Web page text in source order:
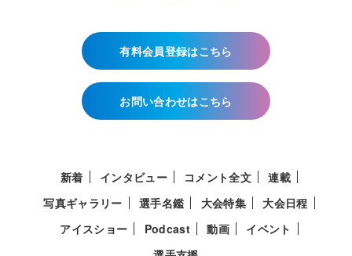
有料会員登録はこちら
お問い合わせはこちら
新着 インタビュー コメント全文
連載
写真ギャラリー
選手名鑑 大会特集
大会日程
アイスショー
Podcast 動画
イベント